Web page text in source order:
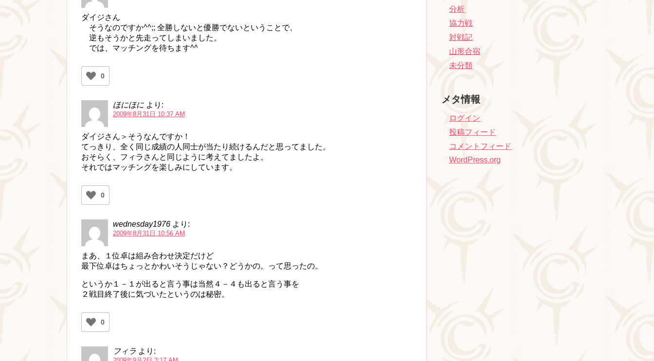
ダイジさん
そうなのですか^^;; 全勝しないと優勝でないということで、
逆もそうかと先走ってしまいました。
では、マッチングを待ちます^^
0
ほにほに より:
2009年8月31日 10:37 AM
ダイジさん＞そうなんですか！
てっきり、全く同じ成績の人同士が当たり続けるんだと思ってました。
おそらく、フィラさんと同じように考えてましたよ。
それではマッチングを楽しみにしています。
0
wednesday1976 より:
2009年8月31日 10:56 AM
まあ、１位卓は組み合わせ決定だけど
最下位卓はちょっとかわいそうじゃない？どうかの。って思ったの。
というか１－１が出ると言う事は当然４－４も出ると言う事を
２戦目終了後に気づいたというのは秘密。
0
フィラ より:
分析
協力戦
対戦記
山形合宿
未分類
メタ情報
ログイン
投稿フィード
コメントフィード
WordPress.org